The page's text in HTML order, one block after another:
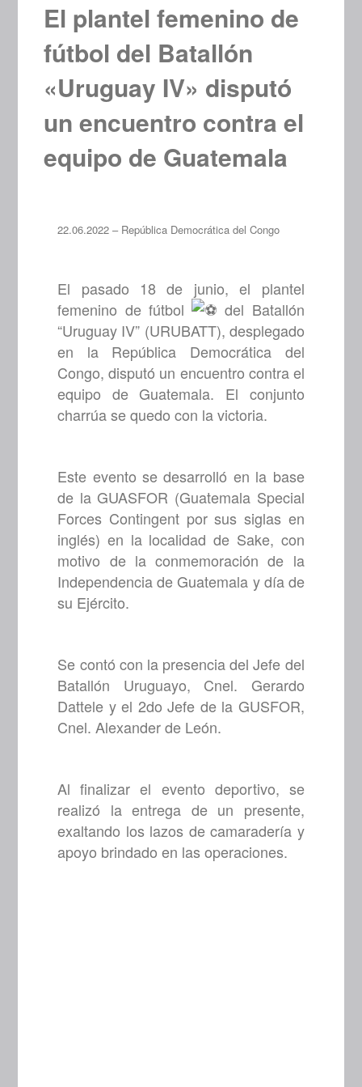
El plantel femenino de
fútbol del Batallón
«Uruguay IV» disputó
un encuentro contra el
equipo de Guatemala
22.06.2022 – República Democrática del Congo
El pasado 18 de junio, el plantel
femenino de fútbol
del Batallón
“Uruguay IV” (URUBATT), desplegado
en la República Democrática del
Congo, disputó un encuentro contra el
equipo de Guatemala. El conjunto
charrúa se quedo con la victoria.
Este evento se desarrolló en la base
de la GUASFOR (Guatemala Special
Forces Contingent por sus siglas en
inglés) en la localidad de Sake, con
motivo de la conmemoración de la
Independencia de Guatemala y día de
su Ejército.
Se contó con la presencia del Jefe del
Batallón Uruguayo, Cnel. Gerardo
Dattele y el 2do Jefe de la GUSFOR,
Cnel. Alexander de León.
Al finalizar el evento deportivo, se
realizó la entrega de un presente,
exaltando los lazos de camaradería y
apoyo brindado en las operaciones.